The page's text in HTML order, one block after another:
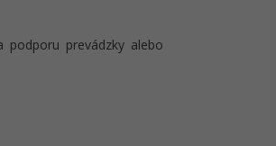
podporu prevádzky alebo